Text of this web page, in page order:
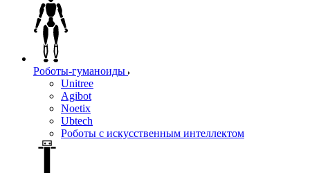
Роботы-гуманоиды
Unitree
Agibot
Noetix
Ubtech
Роботы с искусственным интеллектом